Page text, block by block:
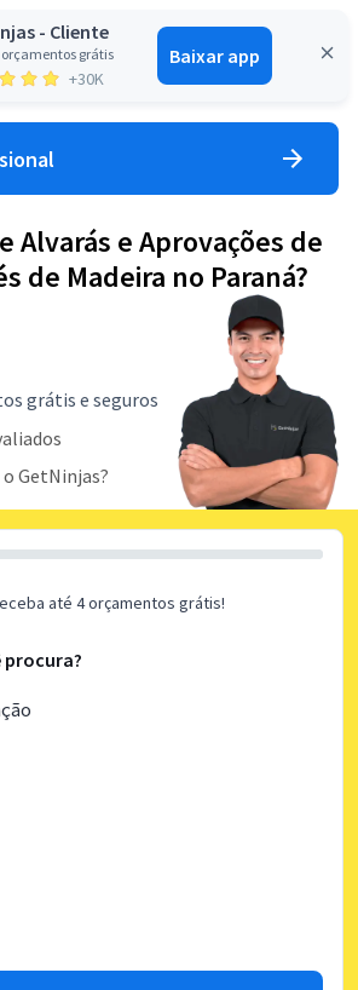
- Cliente
orçamentos grátis
+30K
Baixar app
Entrar
Alvarás e Aprovações de
de Madeira no Paraná?
grátis e seguros
GetNinjas?
até 4 orçamentos grátis!
procura?